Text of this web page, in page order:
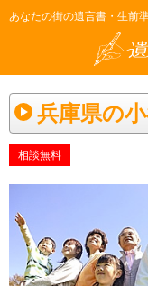
あなたの街の遺言書・生前
兵庫県の
相談無料